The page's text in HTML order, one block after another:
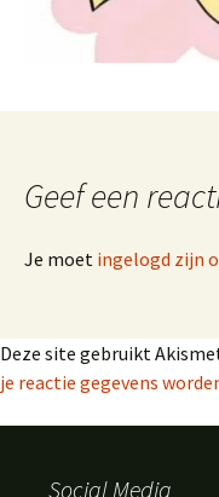
Geef een
Je moet ingelogd zijn
Deze site gebruikt
je reactie gegevens
Social Media